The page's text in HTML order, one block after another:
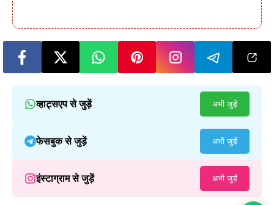
व्हाट्सएप से जुड़ें अभी जुड़ें
फेसबुक से जुड़ें अभी जुड़ें
इंस्टाग्राम से जुड़ें अभी जुड़ें